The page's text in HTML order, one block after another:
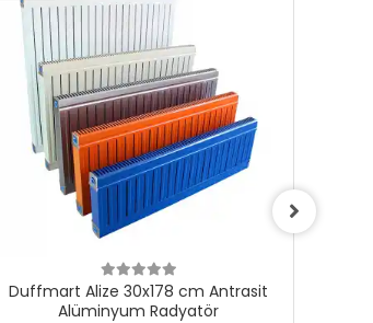
Duffmart Alize 30x178 cm Antrasit
Alüminyum Radyatör